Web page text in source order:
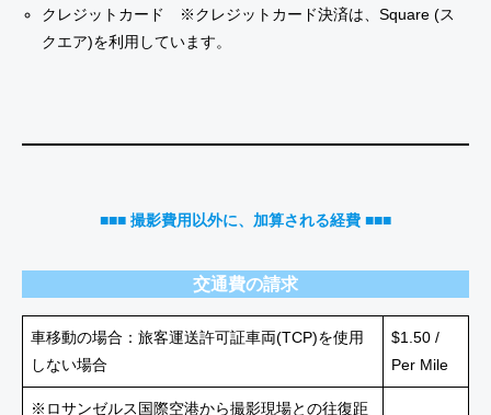
クレジットカード ※クレジットカード決済は、Square (ス
クエア)を利用しています。
■■■ 撮影費用以外に、加算される経費 ■■■
交通費の請求
車移動の場合：旅客運送許可証車両(TCP)を使用
しない場合
$1.50 /
Per Mile
※ロサンゼルス国際空港から撮影現場との往復距